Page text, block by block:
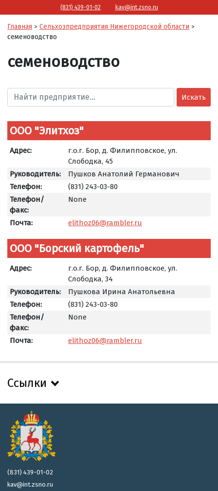
(831) 439-01-02 kav@int.zsno.ru
Главная > Сельхозпредприятия Нижегородской области >
семеноводство
семеноводство
Искать
ООО "Элитхоз"
Адрес:
г.о.г. Бор, д. Филипповское, ул.
Слободка, 45
Руководитель:
Пушков Анатолий Германович
Телефон:
(831) 243-03-80
Телефон/
факс:
None
Почта: elithoz06@rambler.ru
ООО "Борский картофель"
Адрес:
г.о.г. Бор, д. Филипповское, ул.
Слободка, 34
Руководитель:
Пушкова Ирина Анатольевна
Телефон:
(831) 243-03-80
Телефон/
факс:
None
Почта: elithoz06@rambler.ru
Ссылки
(831) 439-01-02
kav@int.zsno.ru